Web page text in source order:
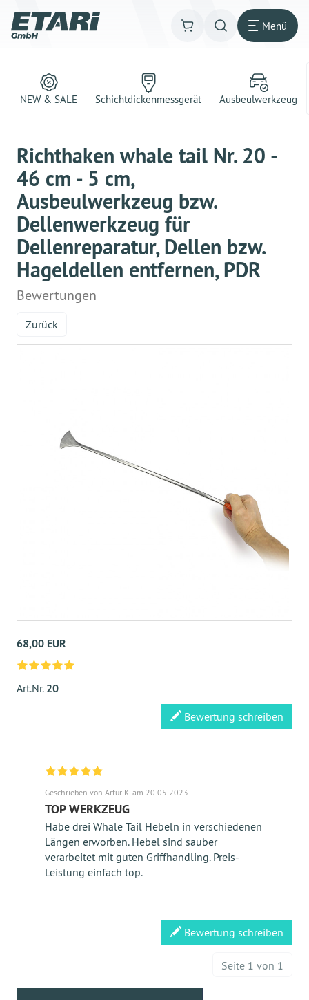
Menü
NEW & SALE Schichtdickenmessgerät Ausbeulwerkzeug
Richthaken whale tail Nr. 20 -
46 cm - 5 cm,
Ausbeulwerkzeug bzw.
Dellenwerkzeug für
Dellenreparatur, Dellen bzw.
Hageldellen entfernen, PDR
Bewertungen
Zurück
68,00 EUR
Art.Nr. 20
Bewertung schreiben
Geschrieben von Artur K. am 20.05.2023
TOP WERKZEUG
Habe drei Whale Tail Hebeln in verschiedenen
Längen erworben. Hebel sind sauber
verarbeitet mit guten Griffhandling. Preis-
Leistung einfach top.
Bewertung schreiben
Seite 1 von 1